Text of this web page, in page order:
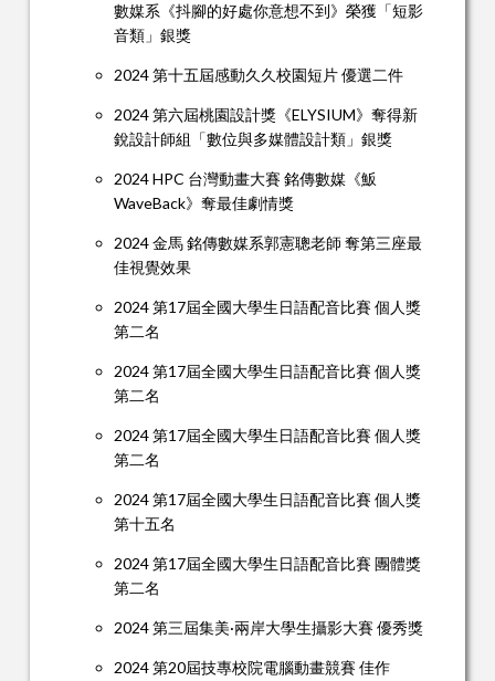
數媒系《抖腳的好處你意想不到》榮獲「短影
音類」銀獎
2024 第十五屆感動久久校園短片 優選二件
2024 第六屆桃園設計獎《ELYSIUM》奪得新
銳設計師組「數位與多媒體設計類」銀獎
2024 HPC 台灣動畫大賽 銘傳數媒《魬
WaveBack》奪最佳劇情獎
2024 金馬 銘傳數媒系郭憲聰老師 奪第三座最
佳視覺效果
2024 第17屆全國大學生日語配音比賽 個人獎
第二名
2024 第17屆全國大學生日語配音比賽 個人獎
第二名
2024 第17屆全國大學生日語配音比賽 個人獎
第二名
2024 第17屆全國大學生日語配音比賽 個人獎
第十五名
2024 第17屆全國大學生日語配音比賽 團體獎
第二名
2024 第三屆集美·兩岸大學生攝影大賽 優秀獎
2024 第20屆技專校院電腦動畫競賽 佳作